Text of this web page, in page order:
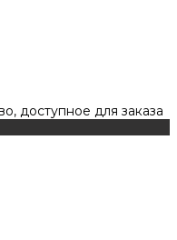
доступное для заказа